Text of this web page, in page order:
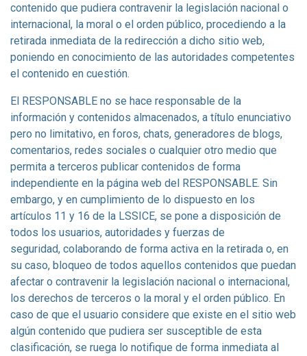
contenido que pudiera contravenir la legislación nacional o
internacional, la moral o el orden público, procediendo a la
retirada inmediata de la redirección a dicho sitio web,
poniendo en conocimiento de las autoridades competentes
el contenido en cuestión.
El RESPONSABLE no se hace responsable de la
información y contenidos almacenados, a título enunciativo
pero no limitativo, en foros, chats, generadores de blogs,
comentarios, redes sociales o cualquier otro medio que
permita a terceros publicar contenidos de forma
independiente en la página web del RESPONSABLE. Sin
embargo, y en cumplimiento de lo dispuesto en los
artículos 11 y 16 de la LSSICE, se pone a disposición de
todos los usuarios, autoridades y fuerzas de
seguridad, colaborando de forma activa en la retirada o, en
su caso, bloqueo de todos aquellos contenidos que puedan
afectar o contravenir la legislación nacional o internacional,
los derechos de terceros o la moral y el orden público. En
caso de que el usuario considere que existe en el sitio web
algún contenido que pudiera ser susceptible de esta
clasificación, se ruega lo notifique de forma inmediata al